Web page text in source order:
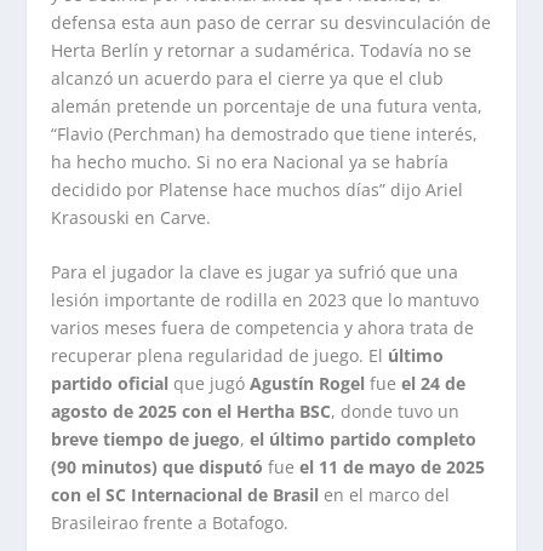
defensa esta aun paso de cerrar su desvinculación de
Herta Berlín y retornar a sudamérica. Todavía no se
alcanzó un acuerdo para el cierre ya que el club
alemán pretende un porcentaje de una futura venta,
“Flavio (Perchman) ha demostrado que tiene interés,
ha hecho mucho. Si no era Nacional ya se habría
decidido por Platense hace muchos días” dijo Ariel
Krasouski en Carve.
Para el jugador la clave es jugar ya sufrió que una
lesión importante de rodilla en 2023 que lo mantuvo
varios meses fuera de competencia y ahora trata de
recuperar plena regularidad de juego. El último
partido oficial que jugóAgustín Rogel fueel 24 de
agosto de 2025 con el Hertha BSC, donde tuvo un
breve tiempo de juego,el último partido completo
(90 minutos) que disputó fueel 11 de mayo de 2025
con el SC Internacional de Brasil en el marco del
Brasileirao frente a Botafogo.